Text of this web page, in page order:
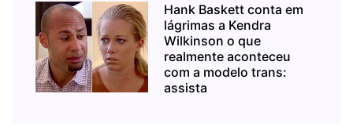
Hank Baskett conta em
lágrimas a Kendra
Wilkinson o que
realmente aconteceu
com a modelo trans:
assista